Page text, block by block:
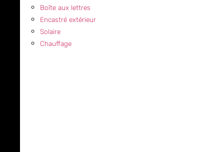
Boîte aux lettres
Encastré extérieur
Solaire
Chauffage